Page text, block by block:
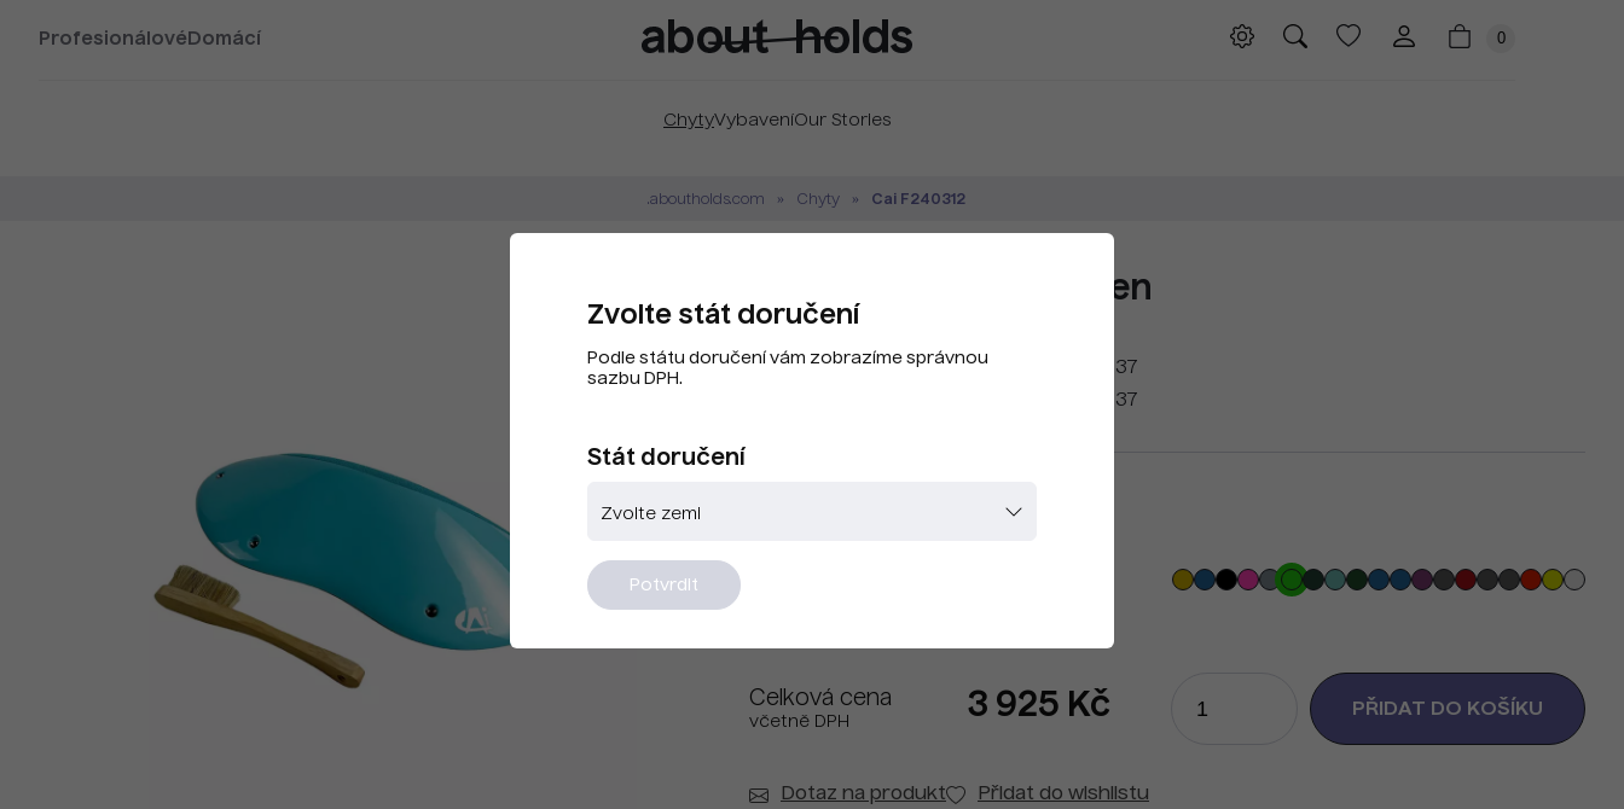
Profesionálové Domácí
ChytyVybaveníOur Stories
0
.aboutholds.com Chyty Cai F240312
Cai F240312 Pure Green
Kód produktu:
CAY8083-G8.6037
CAY8083-G8.6037
Celková cena
včetně DPH 3 925 Kč
Dotaz na produkt Přidat do wishlistu
Zvolte stát doručení
Podle státu doručení vám zobrazíme správnou
sazbu DPH.
Stát doručení
Potvrdit